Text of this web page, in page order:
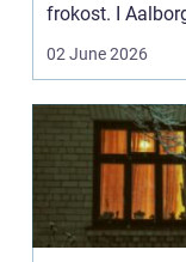
frokost. I
den klassiske
02 June 2026